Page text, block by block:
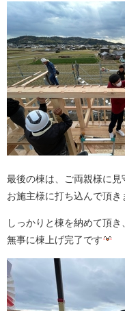
最後の棟は、ご両親様に見
お施主様に打ち込んで頂き
しっかりと棟を納めて頂き、
無事に棟上げ完了です